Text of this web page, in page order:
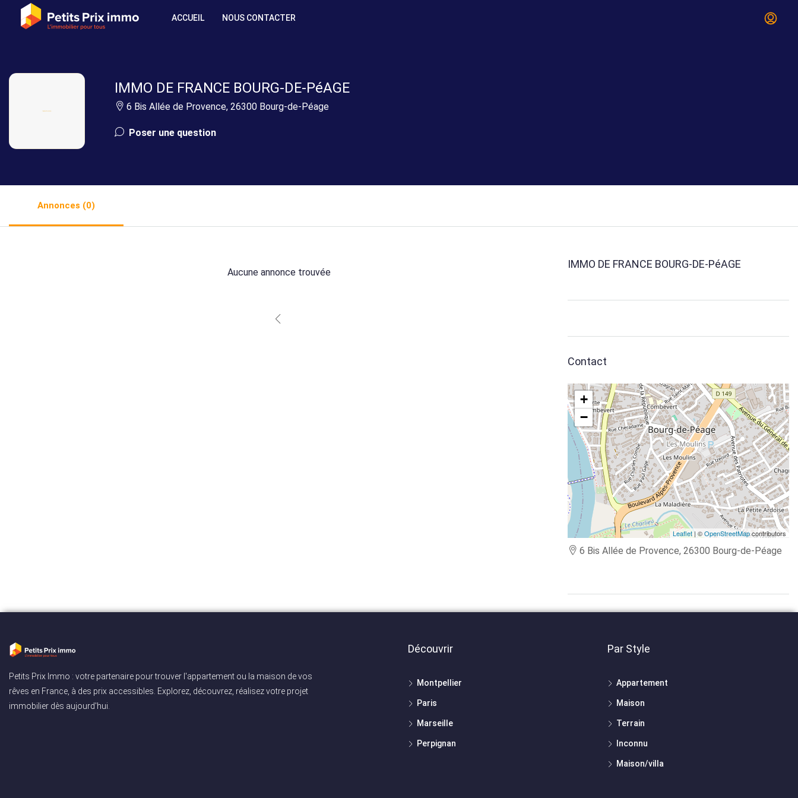
ACCUEIL NOUS CONTACTER
IMMO DE FRANCE BOURG-DE-PéAGE
6 Bis Allée de Provence, 26300 Bourg-de-Péage
Poser une question
Annonces (0)
Aucune annonce trouvée
IMMO DE FRANCE BOURG-DE-PéAGE
Contact
+
−
Leaflet| ©OpenStreetMapcontributors
6 Bis Allée de Provence, 26300 Bourg-de-Péage
Petits Prix Immo : votre partenaire pour trouver l'appartement ou la maison de vos
rêves en France, à des prix accessibles. Explorez, découvrez, réalisez votre projet
immobilier dès aujourd'hui.
Découvrir
Montpellier
Paris
Marseille
Perpignan
Par Style
Appartement
Maison
Terrain
Inconnu
Maison/villa